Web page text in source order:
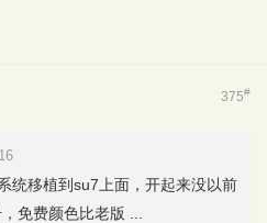
375#
统移植到su7上面，开起来没以前
免费颜色比老版 ...